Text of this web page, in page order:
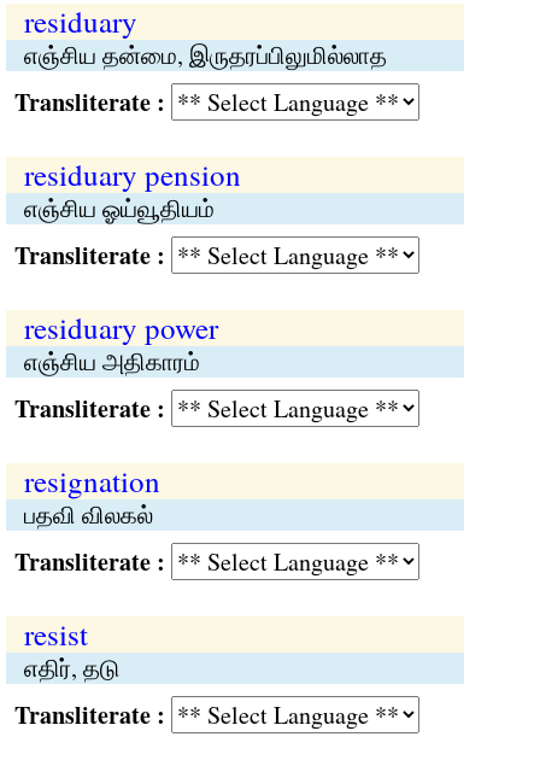
residuary
எஞ்சிய தன்மை, இருதரப்பிலுமில்லாத
:
residuary pension
எஞ்சிய ஓய்வூதியம்
:
residuary power
எஞ்சிய அதிகாரம்
:
resignation
பதவி விலகல்
:
resist
எதிர், தடு
: